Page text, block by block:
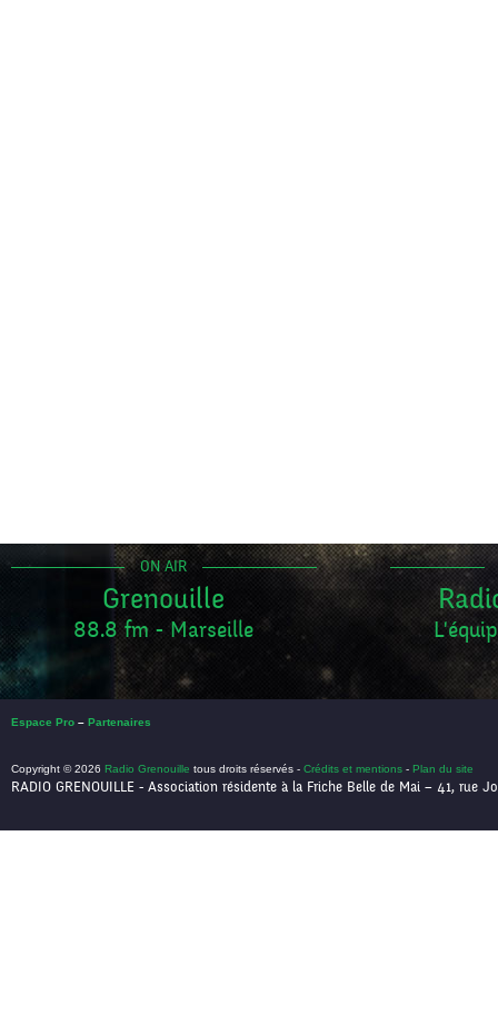
ON AIR
Grenouille
88.8 fm - Marseille
Espace Pro – Partenaires
Copyright © 2026 Radio Grenouille tous droits réservés - Crédits et mentions - Plan du site
RADIO GRENOUILLE - Association résidente à la Friche Belle de Mai – 41, rue